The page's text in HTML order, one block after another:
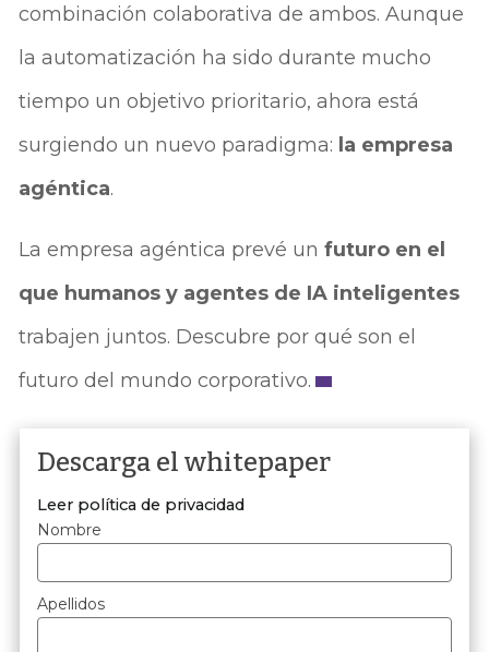
combinación colaborativa de ambos. Aunque
la automatización ha sido durante mucho
tiempo un objetivo prioritario, ahora está
surgiendo un nuevo paradigma: la empresa
agéntica.
La empresa agéntica prevé unfuturo en el
que humanos y agentes de IA inteligentes
trabajen juntos. Descubre por qué son el
futuro del mundo corporativo.
Descarga el whitepaper
Leer política de privacidad
Nombre
Apellidos